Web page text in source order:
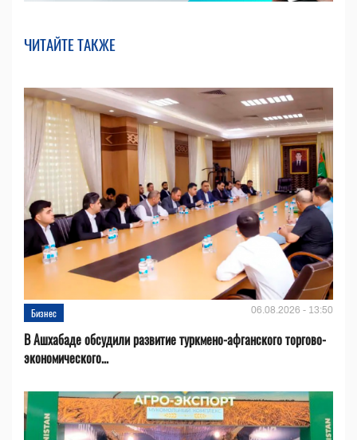
ЧИТАЙТЕ ТАКЖЕ
Бизнес 06.08.2026 - 13:50
В Ашхабаде обсудили развитие туркмено-афганского торгово-
экономического...